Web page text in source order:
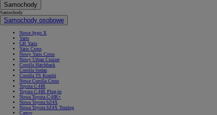
Samochody
Samochody
Samochody osobowe
Nowe Aygo X
Yaris
GR Yaris
Yaris Cross
Nowy Yaris Cross
Nowy Urban Cruiser
Corolla Hatchback
Corolla Sedan
Corolla TS Kombi
Nowa Corolla Cross
Toyota C-HR
Toyota C-HR Plug-in
Nowa Toyota C-HR+
Nowa Toyota bZ4X
Nowa Toyota bZ4X Touring
Camry